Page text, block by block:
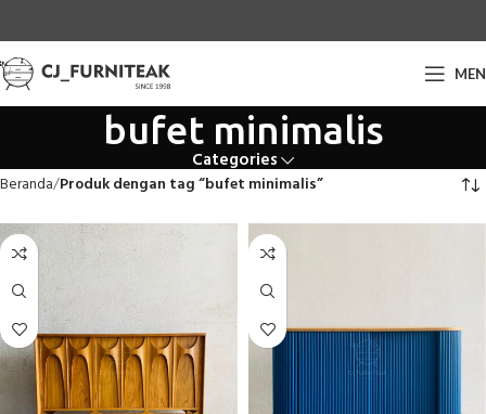
bufet minimalis
Categories
Beranda Produk dengan tag “bufet minimalis”